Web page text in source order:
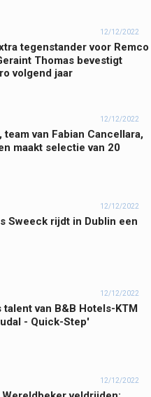
12/12/2022
tegenstander voor Remco
Thomas bevestigt
volgend jaar
12/12/2022
team van Fabian Cancellara,
maakt selectie van 20
12/12/2022
Sweeck rijdt in Dublin een
12/12/2022
talent van B&B Hotels-KTM
- Quick-Step'
12/12/2022